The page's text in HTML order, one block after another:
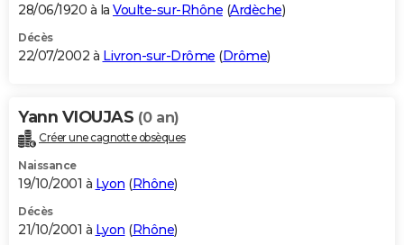
28/06/1920 à la Voulte-sur-Rhône (Ardèche)
Décès
22/07/2002 à Livron-sur-Drôme (Drôme)
Yann VIOUJAS (0 an)
Créer une cagnotte obsèques
Naissance
19/10/2001 à Lyon (Rhône)
Décès
21/10/2001 à Lyon (Rhône)